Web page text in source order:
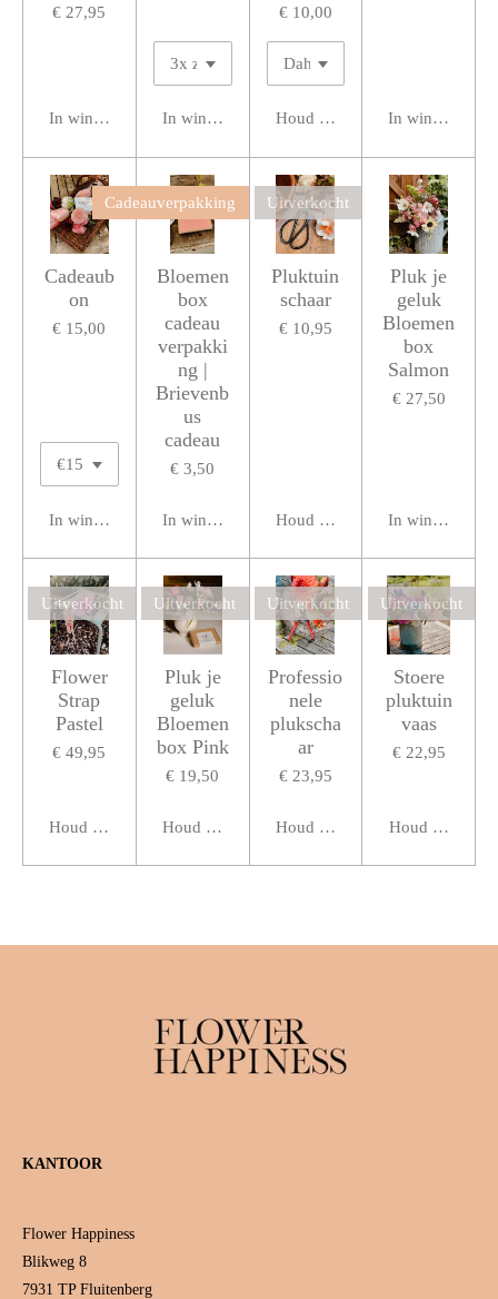
€ 27,95
In winkelwagen In winkelwagen
€ 10,00
Houd mij op de hoogte
In
Cadeaub
on
€ 15,00
In winkelwagen
Cadeauverpakking
Bloemen
box
cadeau
verpakki
ng |
Brievenb
us
cadeau
€ 3,50
In winkelwagen
Uitverkocht
Pluktuin
schaar
€ 10,95
Houd mij op de hoogte
Pluk je
geluk
Bloemen
box
Salmon
€ 27,50
In
Uitverkocht
Flower
Strap
Pastel
€ 49,95
Houd mij op de hoogte
Uitverkocht
Pluk je
geluk
Bloemen
box Pink
€ 19,50
Houd mij op de hoogte
Uitverkocht
Professio
nele
plukscha
ar
€ 23,95
Houd mij op de hoogte
Uitverkocht
Stoere
pluktuin
vaas
€ 22,95
Houd mij op
KANTOOR
Flower Happiness
Blikweg 8
7931 TP Fluitenberg